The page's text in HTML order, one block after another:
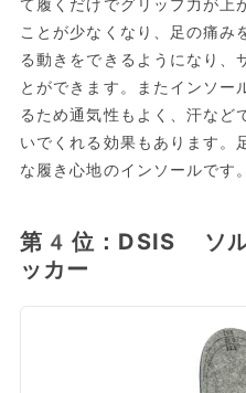
て履くだけでグリップ力が上
ことが少なくなり、足の痛み
る動きをできるようになり、
とができます。またインソー
るため通気性もよく、汗など
いでくれる効果もあります。
な履き心地のインソールです。
第4位：DSIS ソ
ッカー